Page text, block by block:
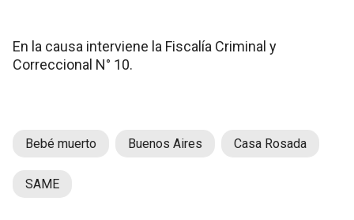
En la causa interviene la Fiscalía Criminal y
Correccional N° 10.
Bebé muerto Buenos Aires Casa Rosada
SAME